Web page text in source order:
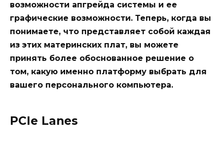
возможности апгрейда системы и ее
графические возможности. Теперь, когда вы
понимаете, что представляет собой каждая
из этих материнских плат, вы можете
принять более обоснованное решение о
том, какую именно платформу выбрать для
вашего персонального компьютера.
PCIe Lanes